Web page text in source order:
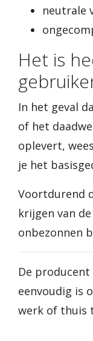
neutrale
Het is
In het geval
of het
oplevert,
je het
Voortdurend
krijgen van
onbezonnen
De
eenvoudig is
werk of thuis